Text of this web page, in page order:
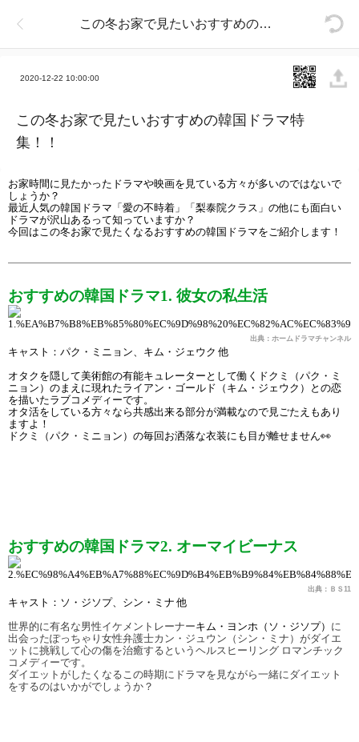
この冬お家で見たいおすすめの韓国ドラマ特集！！
2020-12-22 10:00:00
この冬お家で見たいおすすめの韓国ドラマ特
集！！
お家時間に見たかったドラマや映画を見ている方々が多いのではないで
しょうか？
最近人気の韓国ドラマ「愛の不時着」「梨泰院クラス」の他にも面白い
ドラマが沢山あるって知っていますか？
今回はこの冬お家で見たくなるおすすめの韓国ドラマをご紹介します！
おすすめの韓国ドラマ1. 彼女の私生活
出典：ホームドラマチャンネル
キャスト：パク・ミニョン、キム・ジェウク 他
オタクを隠して美術館の有能キュレーターとして働くドクミ（パク・ミ
ニョン）のまえに現れたライアン・ゴールド（キム・ジェウク）との恋
を描いたラブコメディーです。
オタ活をしている方々なら共感出来る部分が満載なので見ごたえもあり
ますよ！
ドクミ（パク・ミニョン）の毎回お洒落な衣装にも目が離せません👀
おすすめの韓国ドラマ2. オーマイビーナス
出典：ＢＳ11
キャスト：ソ・ジソプ、シン・ミナ 他
世界的に有名な男性イケメントレーナーキム・ヨンホ（ソ・ジソプ） に
出会ったぽっちゃり女性弁護士カン・ジュウン（シン・ミナ）がダイエ
ットに挑戦して心の傷を治癒するというヘルスヒーリング ロマンチック
コメディーです。
ダイエットがしたくなるこの時期にドラマを見ながら一緒にダイエット
をするのはいかがでしょうか？